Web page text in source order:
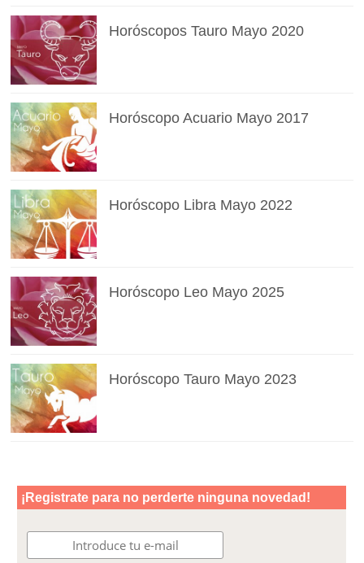
Horóscopos Tauro Mayo 2020
Horóscopo Acuario Mayo 2017
Horóscopo Libra Mayo 2022
Horóscopo Leo Mayo 2025
Horóscopo Tauro Mayo 2023